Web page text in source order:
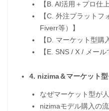
【B. AI活用＋プロ仕上
【C. 外注プラット
Fiverr等）】
【D. マーケット型購
【E. SNS / X / メール
4. nizima＆マーケット
なぜマーケット型が
nizimaモデル購入の